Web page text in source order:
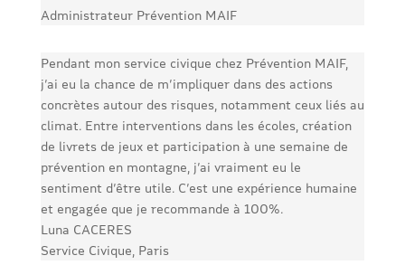
Administrateur Prévention MAIF
Pendant mon service civique chez Prévention MAIF,
j’ai eu la chance de m’impliquer dans des actions
concrètes autour des risques, notamment ceux liés au
climat. Entre interventions dans les écoles, création
de livrets de jeux et participation à une semaine de
prévention en montagne, j’ai vraiment eu le
sentiment d’être utile. C’est une expérience humaine
et engagée que je recommande à 100%.
Luna CACERES
Service Civique, Paris